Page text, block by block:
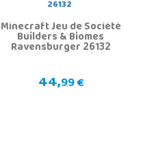
Minecraft Jeu de Société
Builders & Biomes
Ravensburger 26132
44,99 €